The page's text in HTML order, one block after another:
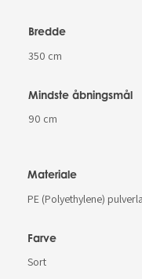
Bredde
350 cm
Mindste åbningsmål
90 cm
Materiale
PE (Polyethylene)
Farve
Sort